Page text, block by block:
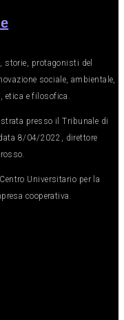
storie, protagonisti del
sociale, ambientale,
etica e filosofica.
presso il Tribunale di
8/04/2022, direttore
Universitario per la
cooperativa.